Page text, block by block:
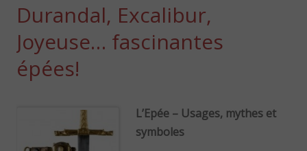
Durandal, Excalibur,
Joyeuse… fascinantes
épées!
L’Epée – Usages, mythes et
symboles